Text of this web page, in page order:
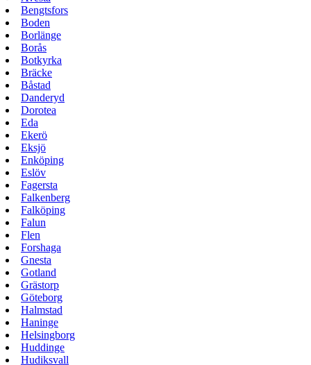
Bengtsfors
Boden
Borlänge
Borås
Botkyrka
Bräcke
Båstad
Danderyd
Dorotea
Eda
Ekerö
Eksjö
Enköping
Eslöv
Fagersta
Falkenberg
Falköping
Falun
Flen
Forshaga
Gnesta
Gotland
Grästorp
Göteborg
Halmstad
Haninge
Helsingborg
Huddinge
Hudiksvall